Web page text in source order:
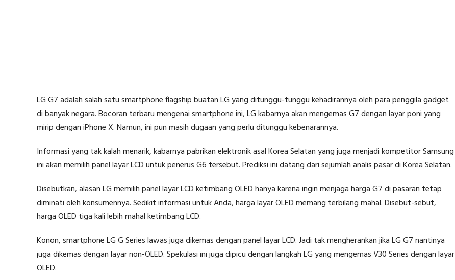
LG G7 adalah salah satu smartphone flagship buatan LG yang ditunggu-tunggu kehadirannya oleh para penggila gadget
di banyak negara. Bocoran terbaru mengenai smartphone ini, LG kabarnya akan mengemas G7 dengan layar poni yang
mirip dengan iPhone X. Namun, ini pun masih dugaan yang perlu ditunggu kebenarannya.
Informasi yang tak kalah menarik, kabarnya pabrikan elektronik asal Korea Selatan yang juga menjadi kompetitor Samsung
ini akan memilih panel layar LCD untuk penerus G6 tersebut. Prediksi ini datang dari sejumlah analis pasar di Korea Selatan.
Disebutkan, alasan LG memilih panel layar LCD ketimbang OLED hanya karena ingin menjaga harga G7 di pasaran tetap
diminati oleh konsumennya. Sedikit informasi untuk Anda, harga layar OLED memang terbilang mahal. Disebut-sebut,
harga OLED tiga kali lebih mahal ketimbang LCD.
Konon, smartphone LG G Series lawas juga dikemas dengan panel layar LCD. Jadi tak mengherankan jika LG G7 nantinya
juga dikemas dengan layar non-OLED. Spekulasi ini juga dipicu dengan langkah LG yang mengemas V30 Series dengan layar
OLED.